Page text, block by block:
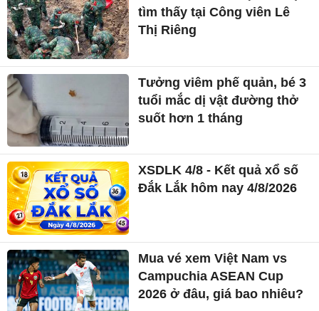
tìm thấy tại Công viên Lê
Thị Riêng
Tưởng viêm phế quản, bé 3
tuổi mắc dị vật đường thở
suốt hơn 1 tháng
XSDLK 4/8 - Kết quả xổ số
Đắk Lắk hôm nay 4/8/2026
Mua vé xem Việt Nam vs
Campuchia ASEAN Cup
2026 ở đâu, giá bao nhiêu?